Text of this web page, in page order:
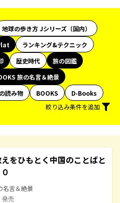
地球の歩き方 Jシリーズ（国内）
ランキング&テクニック
歴史時代
旅の図鑑
旅の名言＆絶景
読み物 BOOKS
D-Books
絞り込み条件を追加
をひもとく中国のことばと
名言＆絶景
発売